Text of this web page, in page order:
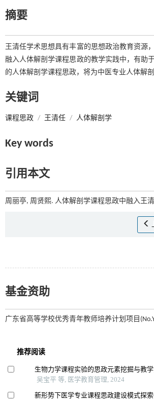
摘要
王清任学术思想具有丰富的思想政治教育资源
融入人体解剖学课程思政的教学实践中，有助
的人体解剖学课程思政，将为中医专业人体解
关键词
课程思政 / 王清任 / 人体解剖学
Key words
引用本文
周丽亭, 周贤熙. 人体解剖学课程思政中融入王
基金资助
广东省高等学校优秀青年教师培养计划项目